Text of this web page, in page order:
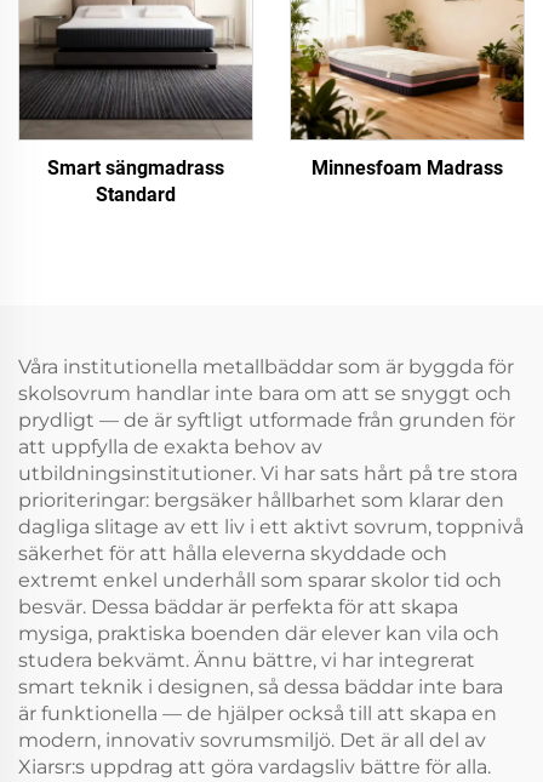
Smart sängmadrass
Standard
Minnesfoam Madrass
Våra institutionella metallbäddar som är byggda för
skolsovrum handlar inte bara om att se snyggt och
prydligt — de är syftligt utformade från grunden för
att uppfylla de exakta behov av
utbildningsinstitutioner. Vi har sats hårt på tre stora
prioriteringar: bergsäker hållbarhet som klarar den
dagliga slitage av ett liv i ett aktivt sovrum, toppnivå
säkerhet för att hålla eleverna skyddade och
extremt enkel underhåll som sparar skolor tid och
besvär. Dessa bäddar är perfekta för att skapa
mysiga, praktiska boenden där elever kan vila och
studera bekvämt. Ännu bättre, vi har integrerat
smart teknik i designen, så dessa bäddar inte bara
är funktionella — de hjälper också till att skapa en
modern, innovativ sovrumsmiljö. Det är all del av
Xiarsr:s uppdrag att göra vardagsliv bättre för alla.